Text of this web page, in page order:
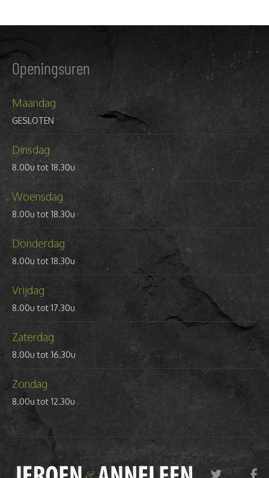
Openingsuren
Maandag
GESLOTEN
Dinsdag
8.00u tot 18.30u
Woensdag
8.00u tot 18.30u
Donderdag
8.00u tot 18.30u
Vrijdag
8.00u tot 17.30u
Zaterdag
8.00u tot 16.30u
Zondag
8.00u tot 12.30u